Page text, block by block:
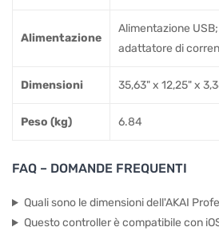
Alimentazione
Alimentazione
adattatore di
Dimensioni 35,63" x 12,25" x
Peso (kg) 6.84
FAQ – DOMANDE FREQUENTI
Quali sono le dimensioni dell'AKAI
Questo controller è compatibile con